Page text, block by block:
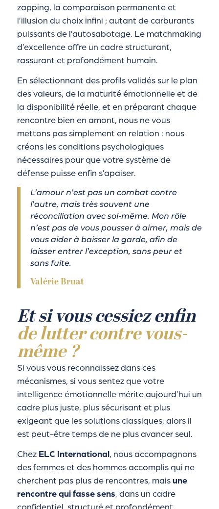
zapping, la comparaison permanente et
l’illusion du choix infini ; autant de carburants
puissants de l’autosabotage. Le matchmaking
d’excellence offre un cadre structurant,
rassurant et profondément humain.
En sélectionnant des profils validés sur le plan
des valeurs, de la maturité émotionnelle et de
la disponibilité réelle, et en préparant chaque
rencontre bien en amont, nous ne vous
mettons pas simplement en relation : nous
créons les conditions psychologiques
nécessaires pour que votre système de
défense puisse enfin s’apaiser.
L’amour n’est pas un combat contre
l’autre, mais très souvent une
réconciliation avec soi-même. Mon rôle
n’est pas de vous pousser à aimer, mais de
vous aider à baisser la garde, afin de
laisser entrer l’exception, sans peur et
sans fuite.
Valérie Bruat
Et si vous cessiez enfin
de lutter contre vous-
même ?
Si vous vous reconnaissez dans ces
mécanismes, si vous sentez que votre
intelligence émotionnelle mérite aujourd’hui un
cadre plus juste, plus sécurisant et plus
exigeant que les solutions classiques, alors il
est peut-être temps de ne plus avancer seul.
Chez ELC International, nous accompagnons
des femmes et des hommes accomplis qui ne
cherchent pas plus de rencontres, maisune
rencontre qui fasse sens, dans un cadre
confidentiel, structuré et profondément